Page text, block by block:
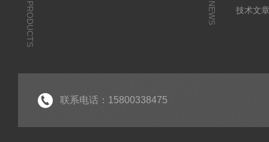
PRODUCTS NEWS
技术文
联系电话：15800338475